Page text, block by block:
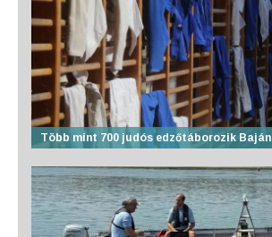
Több mint 700 judós edzőtáborozik Baján